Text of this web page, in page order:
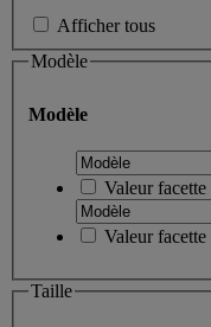
Afficher tous
Modèle
Modèle
Valeur facette
Valeur facette
Taille